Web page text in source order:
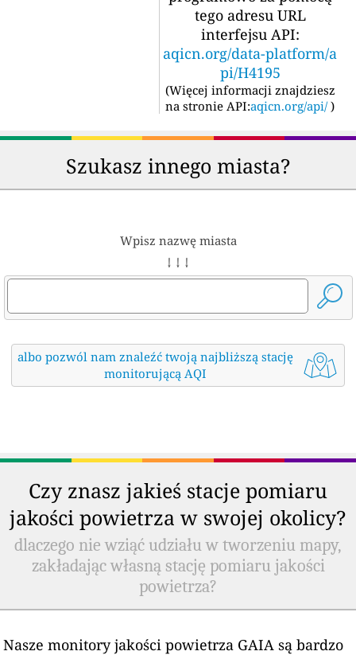
tego adresu URL
interfejsu API:
aqicn.org/data-platform/a
pi/H4195
(Więcej informacji znajdziesz
na stronie API:aqicn.org/api/ )
Szukasz innego miasta?
Wpisz nazwę miasta
↓ ↓ ↓
albo pozwól nam znaleźć twoją najbliższą stację
monitorującą AQI
Czy znasz jakieś stacje pomiaru
jakości powietrza w swojej okolicy?
dlaczego nie wziąć udziału w tworzeniu mapy,
zakładając własną stację pomiaru jakości
powietrza?
Nasze monitory jakości powietrza GAIA są bardzo